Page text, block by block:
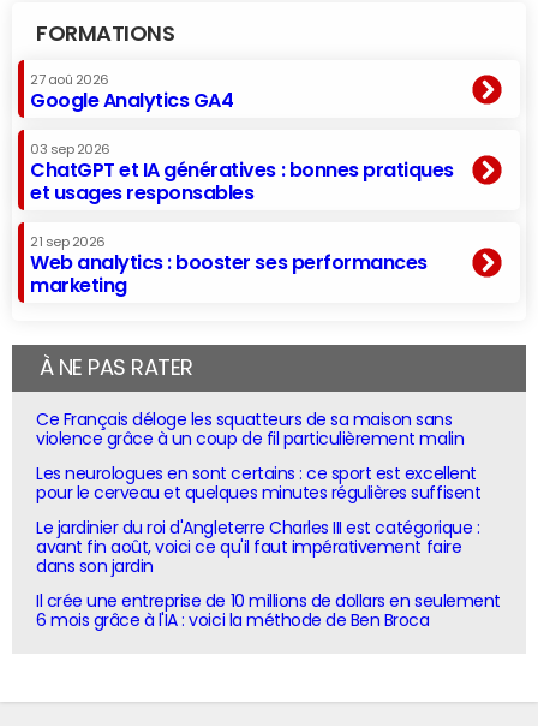
FORMATIONS
27 aoû 2026
Google Analytics GA4
03 sep 2026
ChatGPT et IA génératives : bonnes pratiques
et usages responsables
21 sep 2026
Web analytics : booster ses performances
marketing
À NE PAS RATER
Ce Français déloge les squatteurs de sa maison sans
violence grâce à un coup de fil particulièrement malin
Les neurologues en sont certains : ce sport est excellent
pour le cerveau et quelques minutes régulières suffisent
Le jardinier du roi d'Angleterre Charles III est catégorique :
avant fin août, voici ce qu'il faut impérativement faire
dans son jardin
Il crée une entreprise de 10 millions de dollars en seulement
6 mois grâce à l'IA : voici la méthode de Ben Broca